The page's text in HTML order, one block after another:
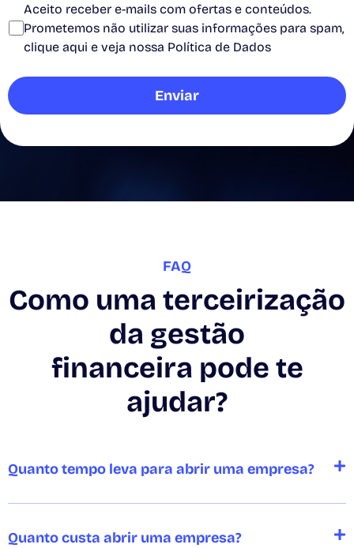
Aceito receber e-mails com ofertas e conteúdos.
Prometemos não utilizar suas informações para spam,
clique aqui e veja nossa Política de Dados
FAQ
Como uma terceirização
da gestão
financeira pode te
ajudar?
Quanto tempo leva para abrir uma empresa?
Quanto custa abrir uma empresa?